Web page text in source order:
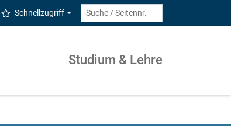
Schnellzugriff
Studium & Lehre